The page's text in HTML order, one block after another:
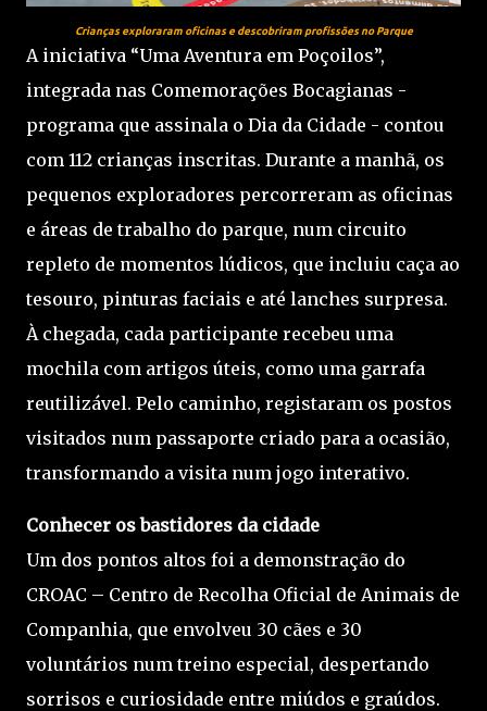
Crianças exploraram oficinas e descobriram profissões no Parque
A iniciativa “Uma Aventura em Poçoilos”,
integrada nas Comemorações Bocagianas -
programa que assinala o Dia da Cidade - contou
com 112 crianças inscritas. Durante a manhã, os
pequenos exploradores percorreram as oficinas
e áreas de trabalho do parque, num circuito
repleto de momentos lúdicos, que incluiu caça ao
tesouro, pinturas faciais e até lanches surpresa.
À chegada, cada participante recebeu uma
mochila com artigos úteis, como uma garrafa
reutilizável. Pelo caminho, registaram os postos
visitados num passaporte criado para a ocasião,
transformando a visita num jogo interativo.
Conhecer os bastidores da cidade
Um dos pontos altos foi a demonstração do
CROAC – Centro de Recolha Oficial de Animais de
Companhia, que envolveu 30 cães e 30
voluntários num treino especial, despertando
sorrisos e curiosidade entre miúdos e graúdos.